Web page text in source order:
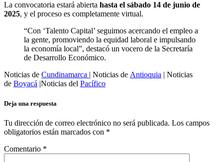
La convocatoria estará abierta hasta el sábado 14 de junio de
2025, y el proceso es completamente virtual.
“Con ‘Talento Capital’ seguimos acercando el empleo a
la gente, promoviendo la equidad laboral e impulsando
la economía local”, destacó un vocero de la Secretaría
de Desarrollo Económico.
Noticias de Cundinamarca | Noticias de Antioquia | Noticias
de Boyacá |Noticias del Pacífico
Deja una respuesta
Tu dirección de correo electrónico no será publicada. Los campos
obligatorios están marcados con *
Comentario *